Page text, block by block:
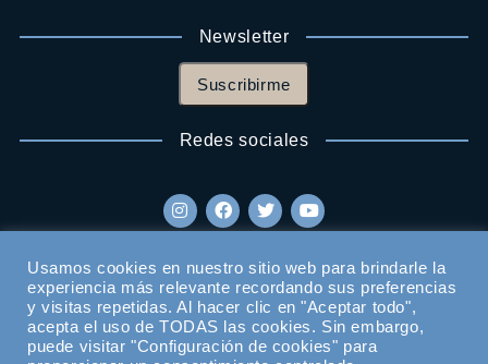
Newsletter
Suscribirme
Redes sociales
Usamos cookies en nuestro sitio web para brindarle la
experiencia más relevante recordando sus preferencias
y visitas repetidas. Al hacer clic en "Aceptar todo",
acepta el uso de TODAS las cookies. Sin embargo,
puede visitar "Configuración de cookies" para